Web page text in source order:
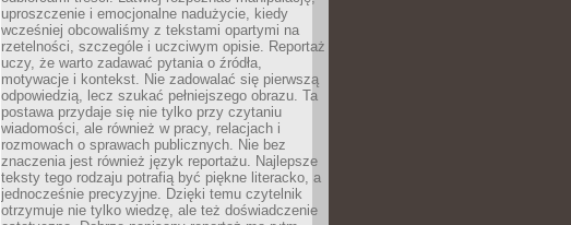
uproszczenie i emocjonalne nadużycie, kiedy
wcześniej obcowaliśmy z tekstami opartymi na
rzetelności, szczególe i uczciwym opisie. Reportaż
uczy, że warto zadawać pytania o źródła,
motywacje i kontekst. Nie zadowalać się pierwszą
odpowiedzią, lecz szukać pełniejszego obrazu. Ta
postawa przydaje się nie tylko przy czytaniu
wiadomości, ale również w pracy, relacjach i
rozmowach o sprawach publicznych. Nie bez
znaczenia jest również język reportażu. Najlepsze
teksty tego rodzaju potrafią być piękne literacko, a
jednocześnie precyzyjne. Dzięki temu czytelnik
otrzymuje nie tylko wiedzę, ale też doświadczenie